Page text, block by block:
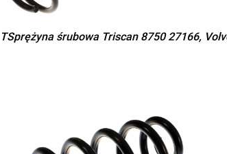
TSprężyna śrubowa Triscan 8750 27166,